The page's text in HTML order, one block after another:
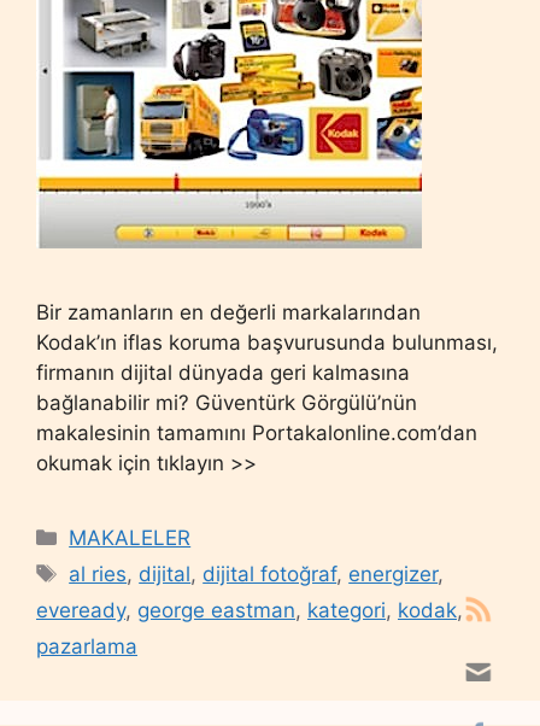
Bir zamanların en değerli markalarından
Kodak’ın iflas koruma başvurusunda bulunması,
firmanın dijital dünyada geri kalmasına
bağlanabilir mi? Güventürk Görgülü’nün
makalesinin tamamını Portakalonline.com’dan
okumak için tıklayın >>
Categories
MAKALELER
Tags
al ries, dijital, dijital fotoğraf, energizer,
eveready, george eastman, kategori, kodak,
pazarlama